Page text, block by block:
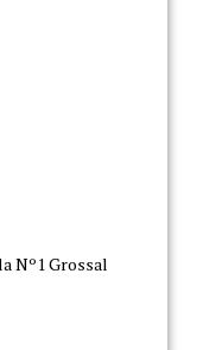
Nº1 Grossal